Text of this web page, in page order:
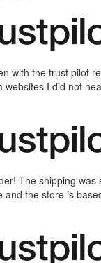
with the trust pilot
websites I did not
The shipping was
and the store is